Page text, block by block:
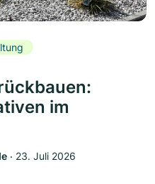
im
‧ 23. Juli 2026